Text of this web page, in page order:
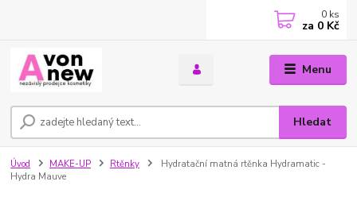
Menu
Hledat
0 ks
za 0 Kč
Úvod MAKE-UP Rtěnky
Hydratační matná rtěnka Hydramatic -
Hydra Mauve